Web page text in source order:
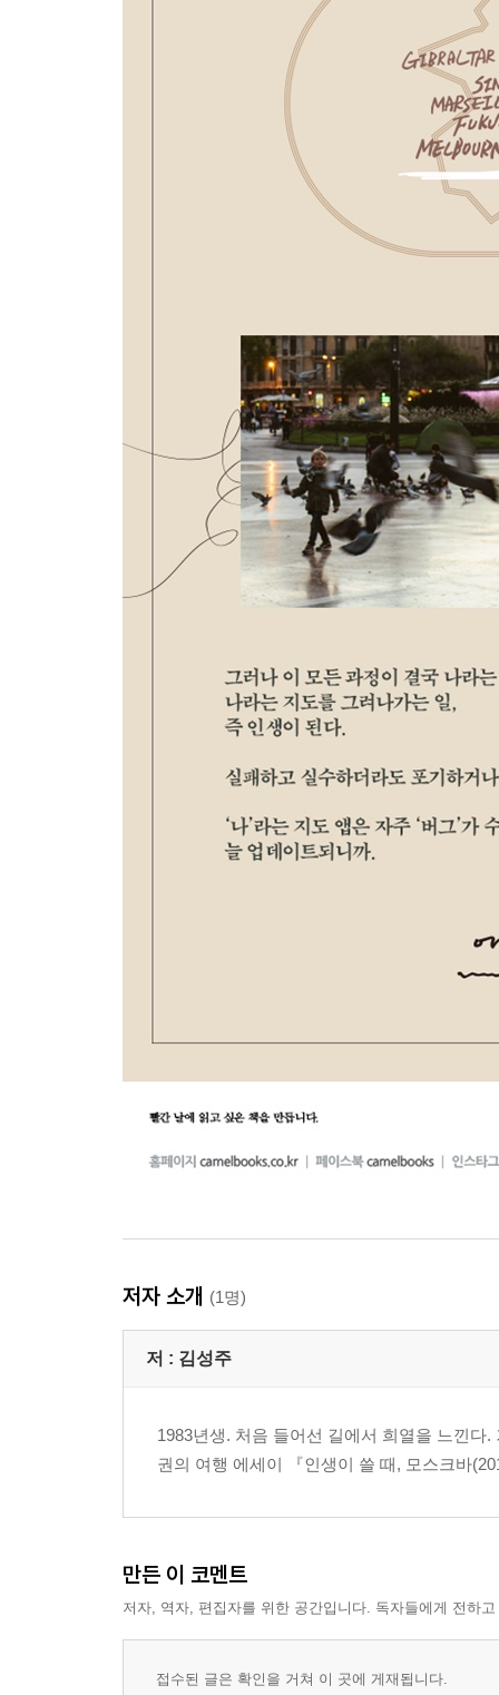
저자 소개 (1명)
저 : 김성주
1983년생. 처음 들어선 길에서 희열을 느낀
권의 여행 에세이 『인생이 쓸 때, 모스크바
만든 이 코멘트
저자, 역자, 편집자를 위한 공간입니다. 독자들에게 전하
접수된 글은 확인을 거쳐 이 곳에 게재됩니다.